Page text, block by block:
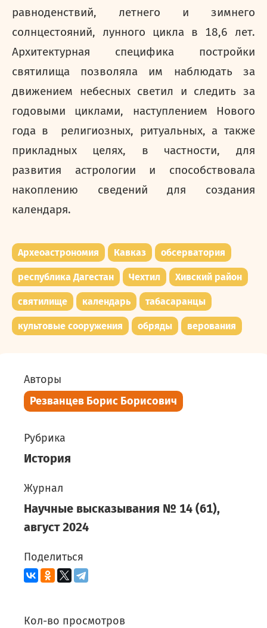
равноденствий, летнего и зимнего
солнцестояний, лунного цикла в 18,6 лет.
Архитектурная специфика постройки
святилища позволяла им наблюдать за
движением небесных светил и следить за
годовыми циклами, наступлением Нового
года в религиозных, ритуальных, а также
прикладных целях, в частности, для
развития астрологии и способствовала
накоплению сведений для создания
календаря.
Археоастрономия Кавказ обсерватория
республика Дагестан Чехтил Хивский район
святилище календарь табасаранцы
культовые сооружения обряды верования
Авторы
Резванцев Борис Борисович
Рубрика
История
Журнал
Научные высказывания № 14 (61),
август 2024
Поделиться
Кол-во просмотров